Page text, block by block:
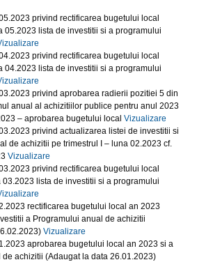
privind rectificarea bugetului local
05.2023 lista de investitii si a programului
privind rectificarea bugetului local
04.2023 lista de investitii si a programului
privind aprobarea radierii pozitiei 5 din
anual al achizitiilor publice pentru anul 2023
– aprobarea bugetului local Vizualizare
privind actualizarea listei de investitii si
de achizitii pe trimestrul I – luna 02.2023 cf.
Vizualizare
privind rectificarea bugetului local
03.2023 lista de investitii si a programului
rectificarea bugetului local an 2023
a Programului anual de achizitii
Vizualizare
aprobarea bugetului local an 2023 si a
de achizitii (Adaugat la data 26.01.2023)